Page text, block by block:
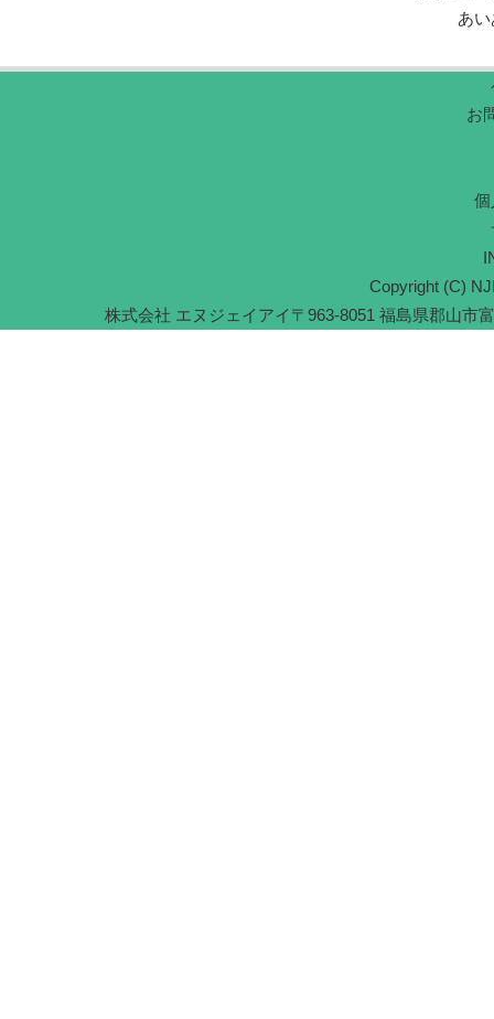
あ
お
個
Copyright (C)
株式会社 エヌジェイアイ〒963-8051 福島県郡山市